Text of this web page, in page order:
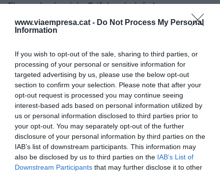
www.viaempresa.cat - Do Not Process My Personal
Information
If you wish to opt-out of the sale, sharing to third parties, or
processing of your personal or sensitive information for
targeted advertising by us, please use the below opt-out
section to confirm your selection. Please note that after your
opt-out request is processed you may continue seeing
interest-based ads based on personal information utilized by
us or personal information disclosed to third parties prior to
your opt-out. You may separately opt-out of the further
disclosure of your personal information by third parties on the
IAB’s list of downstream participants. This information may
also be disclosed by us to third parties on the IAB’s List of
Downstream Participants that may further disclose it to other
El pasado ejercicio, Grifols priorizó el
fortalecimiento de sus cuentas, una vez superado
el casoGotham City
del ebitda y la "sólida" generación de flujo de caja
libre, la cual ha superado las previsiones. De cara
a 2027, la compañía prevé refinanciar los
vencimientos de 2027 en dos fases: comenzando
con la refinanciación del RCF y el TLB el primer
semestre de 2026, seguida de la refinanciación de
los bonos con vencimiento en 2027 el cuarto
trimestre de 2026 o antes.